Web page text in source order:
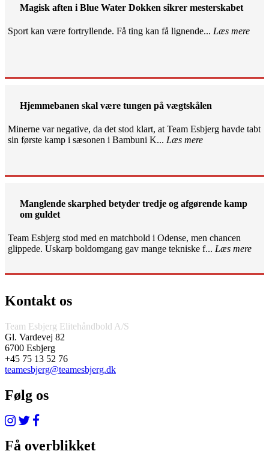
Magisk aften i Blue Water Dokken sikrer mesterskabet
Sport kan være fortryllende. Få ting kan få lignende... Læs mere
Hjemmebanen skal være tungen på vægtskålen
Minerne var negative, da det stod klart, at Team Esbjerg havde tabt
sin første kamp i sæsonen i Bambuni K... Læs mere
Manglende skarphed betyder tredje og afgørende kamp
om guldet
Team Esbjerg stod med en matchbold i Odense, men chancen
glippede. Uskarp boldomgang gav mange tekniske f... Læs mere
Kontakt os
Team Esbjerg Elitehåndbold A/S
Gl. Vardevej 82
6700 Esbjerg
+45 75 13 52 76
teamesbjerg@teamesbjerg.dk
Følg os
Få overblikket